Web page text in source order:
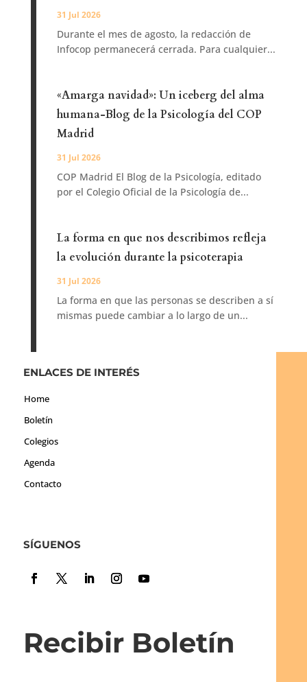
31 Jul 2026
Durante el mes de agosto, la redacción de
Infocop permanecerá cerrada. Para cualquier...
«Amarga navidad»: Un iceberg del alma
humana-Blog de la Psicología del COP
Madrid
31 Jul 2026
COP Madrid El Blog de la Psicología, editado
por el Colegio Oficial de la Psicología de...
La forma en que nos describimos refleja
la evolución durante la psicoterapia
31 Jul 2026
La forma en que las personas se describen a sí
mismas puede cambiar a lo largo de un...
ENLACES DE INTERÉS
Home
Boletín
Colegios
Agenda
Contacto
SÍGUENOS
Recibir Boletín